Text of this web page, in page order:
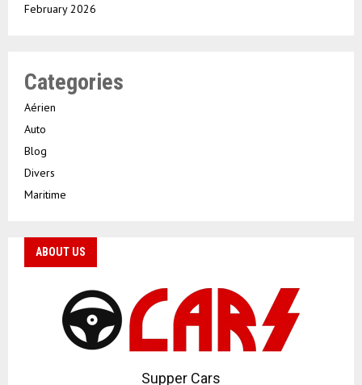
February 2026
Categories
Aérien
Auto
Blog
Divers
Maritime
ABOUT US
Supper Cars